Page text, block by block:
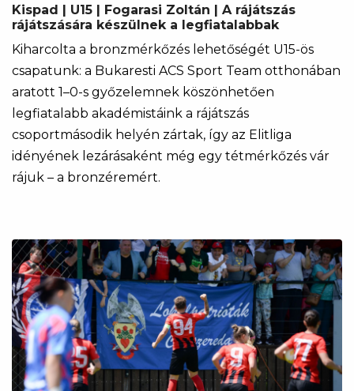
Kispad | U15 | Fogarasi Zoltán | A rájátszás
rájátszására készülnek a legfiatalabbak
Kiharcolta a bronzmérkőzés lehetőségét U15-ös
csapatunk: a Bukaresti ACS Sport Team otthonában
aratott 1–0-s győzelemnek köszönhetően
legfiatalabb akadémistáink a rájátszás
csoportmásodik helyén zártak, így az Elitliga
idényének lezárásaként még egy tétmérkőzés vár
rájuk – a bronzéremért.